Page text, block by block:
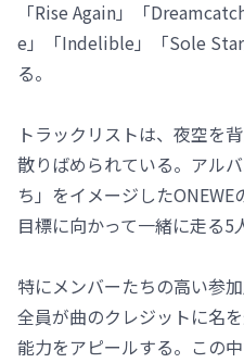
「Rise Again」「
e」「Indelible」「Sole
る。
トラックリストは、夜空を
散りばめられている。アル
ち」をイメージした
目標に向かって一緒に走る5
特にメンバーたちの高い参
全員が曲のクレジットに名
能力をアピールする。この